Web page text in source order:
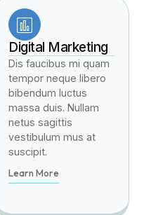
Digital Marketing
Dis faucibus mi quam
tempor neque libero
bibendum luctus
massa duis. Nullam
netus sagittis
vestibulum mus at
suscipit.
Learn More